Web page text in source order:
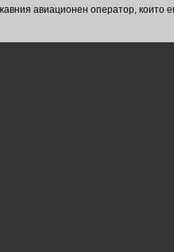
авиационен оператор, които